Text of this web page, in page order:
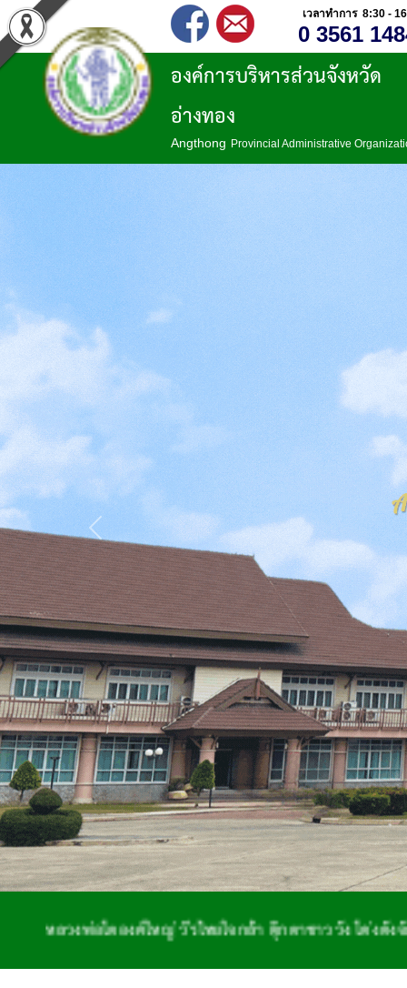
เวลาทำการ 8:30 -
0 3561
องค์การบริหารส่วนจังหวัด
อ่างทอง
Angthong Provincial Administrative
Previous
งพ่อโตองค์ใหญ่ วีรไทยใจกล้า ตุ๊กตาชาววัง โด่งดังจักสาน ถิ่